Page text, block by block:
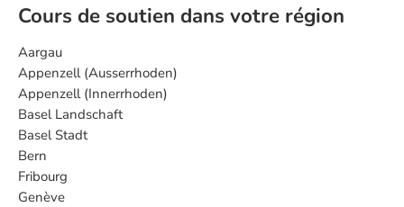
Cours de soutien dans votre région
Aargau
Appenzell (Ausserrhoden)
Appenzell (Innerrhoden)
Basel Landschaft
Basel Stadt
Bern
Fribourg
Genève